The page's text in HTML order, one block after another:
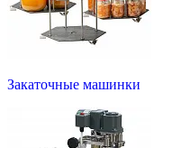
Закаточные машинки